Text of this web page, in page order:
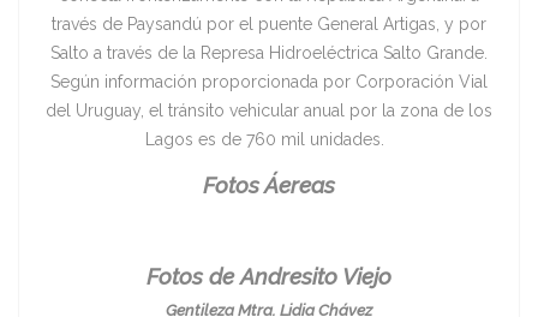
través de Paysandú por el puente General Artigas, y por
Salto a través de la Represa Hidroeléctrica Salto Grande.
Según información proporcionada por Corporación Vial
del Uruguay, el tránsito vehicular anual por la zona de los
Lagos es de 760 mil unidades.
Fotos Áereas
Fotos de Andresito Viejo
Gentileza Mtra. Lidia Chávez